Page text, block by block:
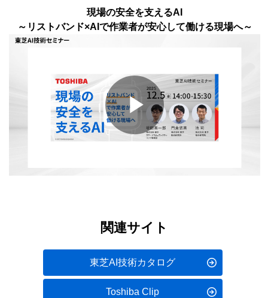
Video
現場の安全を支えるAI
～リストバンド×AIで作業者が安心して働ける現場へ～
Play
関連サイト
東芝AI技術カタログ
Toshiba Clip